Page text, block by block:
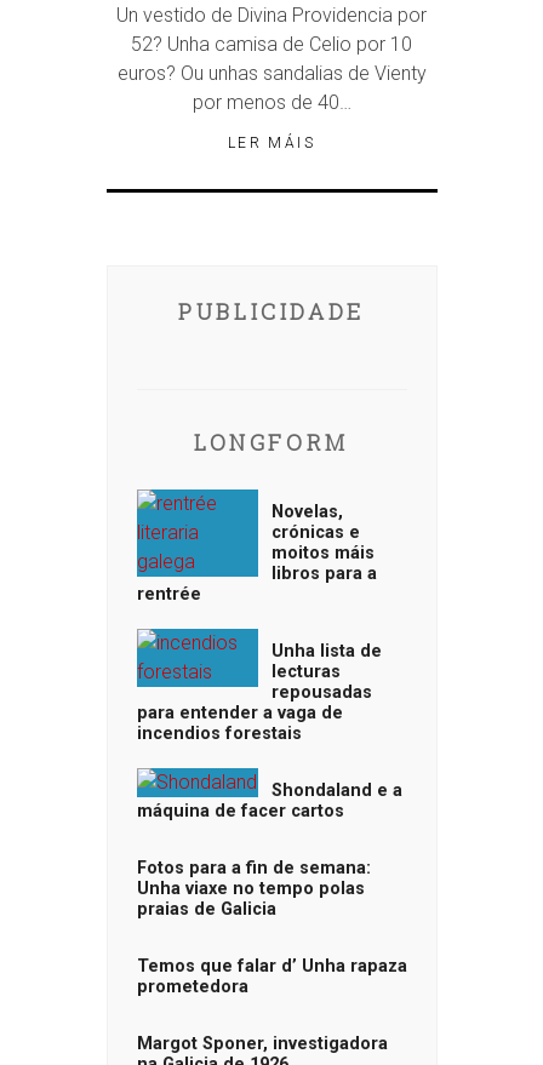
Un vestido de Divina Providencia por
52? Unha camisa de Celio por 10
euros? Ou unhas sandalias de Vienty
por menos de 40…
LER MÁIS
PUBLICIDADE
LONGFORM
Novelas,
crónicas e
moitos máis
libros para a
rentrée
Unha lista de
lecturas
repousadas
para entender a vaga de
incendios forestais
Shondaland e a
máquina de facer cartos
Fotos para a fin de semana:
Unha viaxe no tempo polas
praias de Galicia
Temos que falar d’ Unha rapaza
prometedora
Margot Sponer, investigadora